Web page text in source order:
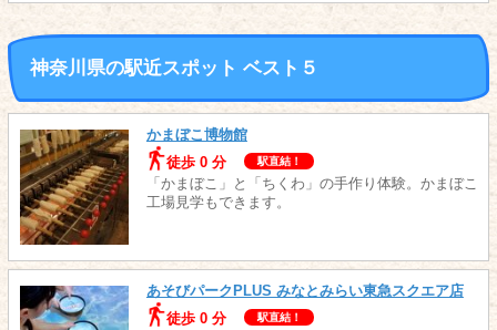
神奈川県の駅近スポット ベスト５
かまぼこ博物館
徒歩 0 分
駅直結！
「かまぼこ」と「ちくわ」の手作り体験。かまぼこ
工場見学もできます。
あそびパークPLUS みなとみらい東急スクエア店
徒歩 0 分
駅直結！